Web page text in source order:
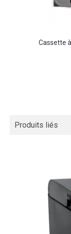
Cassette
Produits liés